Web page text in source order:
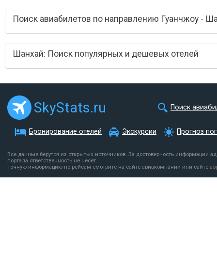
Поиск авиабилетов по направлению Гуанчжоу -
Шанхай: Поиск популярных и дешевых отелей
SkyStats.ru Поиск
Бронирование отелей Экскурсии Прогноз
Все данные берутся из открытых источников. За достоверность информации
портала ответственность не несет.
Точную информацию по рейсам смотрите на сайте авиакомпании или сайте